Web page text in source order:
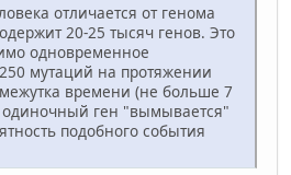
отличается от генома
20-25 тысяч генов. Это
одновременное
мутаций на протяжении
времени (не больше 7
ген "вымывается"
подобного события